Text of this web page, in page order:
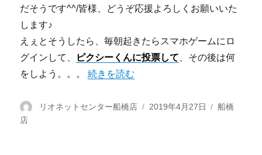
だそうです^^/皆様、どうぞ応援よろしくお願いいた
します♪
えぇとそうしたら、毎朝起きたらスマホゲームにロ
グインして、
ピクシーくんに投票して 、その後は何
をしよう。。。“【船橋店】令和でお会いしましょう!!” の
続きを読む
投
リオネットセンター船橋店
投
2019年4月27日
カ
船橋
店